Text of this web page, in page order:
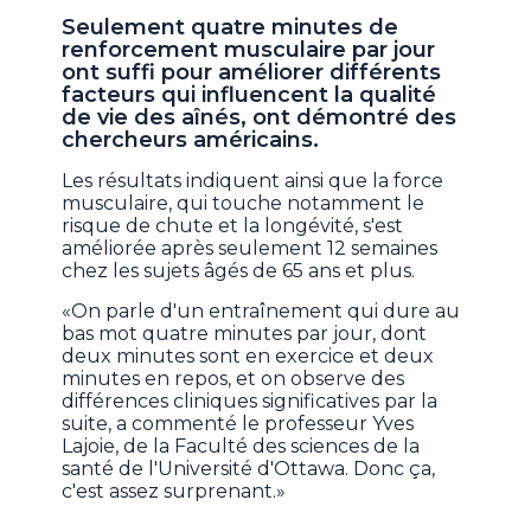
Seulement quatre minutes de
renforcement musculaire par jour
ont suffi pour améliorer différents
facteurs qui influencent la qualité
de vie des aînés, ont démontré des
chercheurs américains.
Les résultats indiquent ainsi que la force
musculaire, qui touche notamment le
risque de chute et la longévité, s'est
améliorée après seulement 12 semaines
chez les sujets âgés de 65 ans et plus.
«On parle d'un entraînement qui dure au
bas mot quatre minutes par jour, dont
deux minutes sont en exercice et deux
minutes en repos, et on observe des
différences cliniques significatives par la
suite, a commenté le professeur Yves
Lajoie, de la Faculté des sciences de la
santé de l'Université d'Ottawa. Donc ça,
c'est assez surprenant.»